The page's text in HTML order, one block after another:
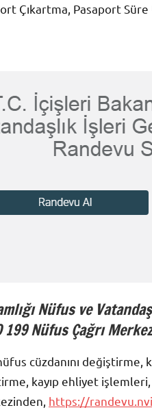
Çıkartma, Pasaport
Nüfus ve
199 Nüfus Çağrı
cüzdanını
kayıp ehliyet
https://